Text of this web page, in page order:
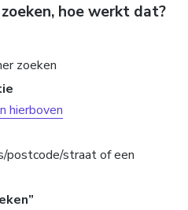
hoe werkt dat?
zoeken
hierboven
postcode/straat of een